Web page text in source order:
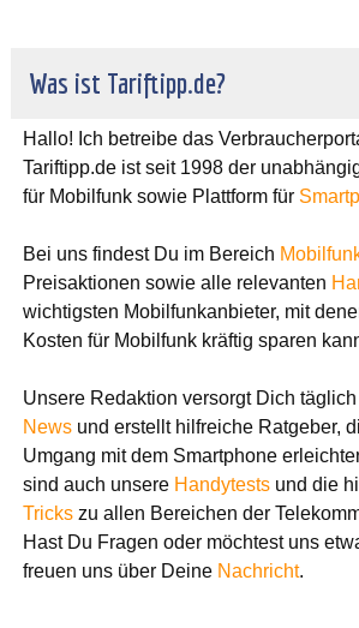
Was ist Tariftipp.de?
Hallo! Ich betreibe das
Tariftipp.de ist seit 1998 der
für Mobilfunk sowie Plattform für
Bei uns findest Du im Bereich
Preisaktionen sowie alle relevanten
wichtigsten Mobilfunkanbieter, mit
Kosten für Mobilfunk kräftig sparen
Unsere Redaktion versorgt Dich
Newsund erstellt hilfreiche Ratgeber,
Umgang mit dem Smartphone
sind auch unsere Handytestsund die
Trickszu allen Bereichen der
Hast Du Fragen oder möchtest uns
freuen uns über Deine Nachricht.